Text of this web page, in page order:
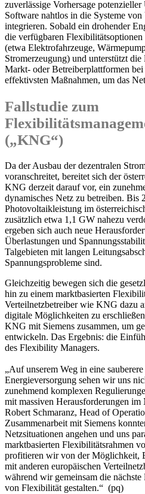
zuverlässige Vorhersage
Software nahtlos in die Systeme von
integrieren. Sobald ein drohender
die verfügbaren Flexibilitätsoptionen
(etwa Elektrofahrzeuge,
Stromerzeugung) und unterstützt
Markt- oder Betreiberplattformen
effektivsten Maßnahmen, um das
Fallstudie zum
(„KNG“)
Da der Ausbau der dezentralen
voranschreitet, bereitet sich der
KNG derzeit darauf vor, ein
dynamisches Netz zu betreiben. Bis
Photovoltaikleistung im
zusätzlich etwa 1,1 GW nahezu
ergeben sich auch neue
Überlastungen und
Talgebieten mit langen
Spannungsprobleme sind.
Gleichzeitig bewegen sich die
hin zu einem marktbasierten
Verteilnetzbetreiber wie KNG dazu
digitale Möglichkeiten zu
KNG mit Siemens zusammen, um
entwickeln. Das Ergebnis: die
des Flexibility Managers.
„Auf unserem Weg in eine
Energieversorgung sehen wir uns
zunehmend komplexen
mit massiven Herausforderungen im
Robert Schmaranz, Head of
Zusammenarbeit mit Siemens
Netzsituationen angehen und uns
marktbasierten Flexibilitätsrahmen
profitieren wir von der Möglichkeit,
mit anderen europäischen
während wir gemeinsam die
von Flexibilität gestalten.“ (pq)